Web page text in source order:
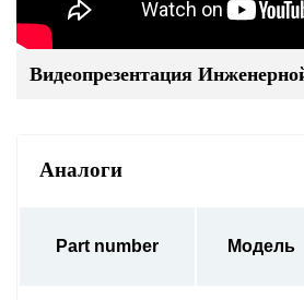
Видеопрезентация
Аналоги
Part number Модель